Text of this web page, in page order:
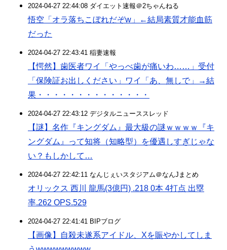
2024-04-27 22:44:08 ダイエット速報＠2ちゃんねる
悟空「オラ落ちこぼれだぞw」←結局素質才能血筋
だった
2024-04-27 22:43:41 稲妻速報
【愕然】歯医者ワイ「やっべ歯が痛いわ……」受付
「保険証お出しください」ワイ「あ、無しで」→結
果・・・・・・・・・・・・・・
2024-04-27 22:43:12 デジタルニューススレッド
【謎】名作『キングダム』最大級の謎ｗｗｗｗ『キ
ングダム』って知将（知略型）を優遇しすぎじゃな
い？もしかして…
2024-04-27 22:42:11 なんじぇいスタジアム＠なんJまとめ
オリックス 西川 龍馬(3億円) .218 0本 4打点 出塁
率.262 OPS.529
2024-04-27 22:41:41 BIPブログ
【画像】自殺未遂系アイドル、Xを賑やかしてしま